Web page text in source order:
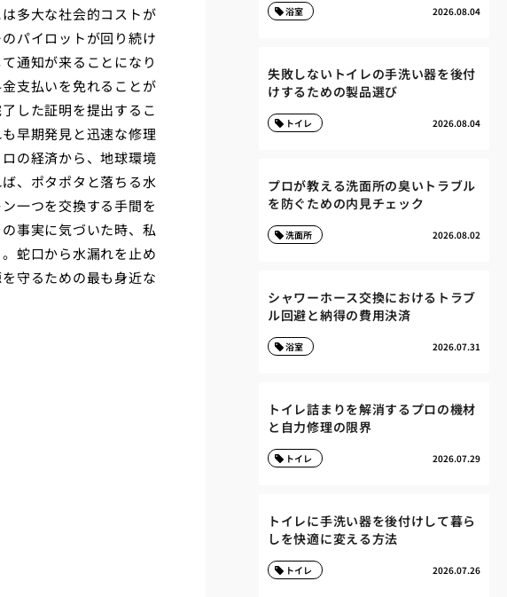
多大な社会的コストが
パイロットが回り続け
通知が来ることになり
支払いを免れることが
した証明を提出するこ
早期発見と迅速な修理
の経済から、地球環境
、ポタポタと落ちる水
一つを交換する手間を
事実に気づいた時、私
蛇口から水漏れを止め
守るための最も身近な
2026.08.04
浴室
失敗しないトイレの手洗い器を後付
けするための製品選び
2026.08.04
トイレ
プロが教える洗面所の臭いトラブル
を防ぐための内見チェック
2026.08.02
洗面所
シャワーホース交換におけるトラブ
ル回避と納得の費用決済
2026.07.31
浴室
トイレ詰まりを解消するプロの機材
と自力修理の限界
2026.07.29
トイレ
トイレに手洗い器を後付けして暮ら
しを快適に変える方法
2026.07.26
トイレ